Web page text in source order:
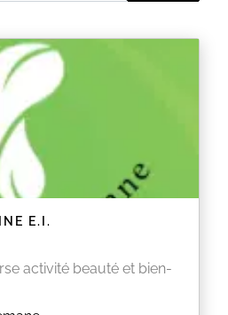
E.I.
activité beauté et bien-